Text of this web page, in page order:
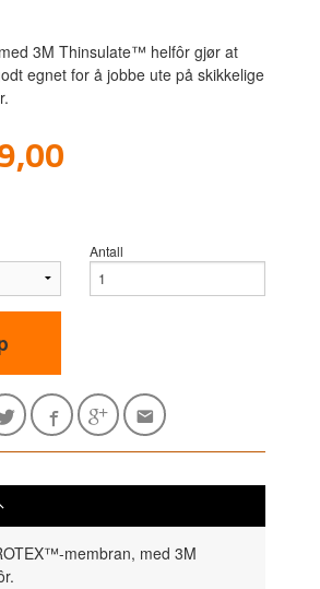
3M Thinsulate™ helfôr gjør at
egnet for å jobbe ute på skikkelige
Antall
membran, med 3M